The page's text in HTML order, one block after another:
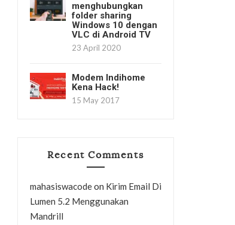
menghubungkan
folder sharing
Windows 10 dengan
VLC di Android TV
23 April 2020
Modem Indihome
Kena Hack!
15 May 2017
Recent Comments
mahasiswacodeon Kirim Email Di
Lumen 5.2 Menggunakan
Mandrill